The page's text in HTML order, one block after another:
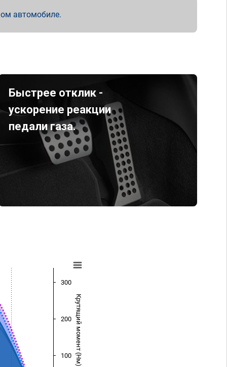
автомобиле.
Быстрее отклик -
ускорение реакции
педали газа.
Крутящий момент (Нм)
100
200
300